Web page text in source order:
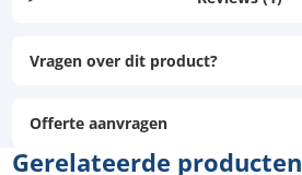
Vragen over dit product?
Offerte aanvragen
Gerelateerde producten